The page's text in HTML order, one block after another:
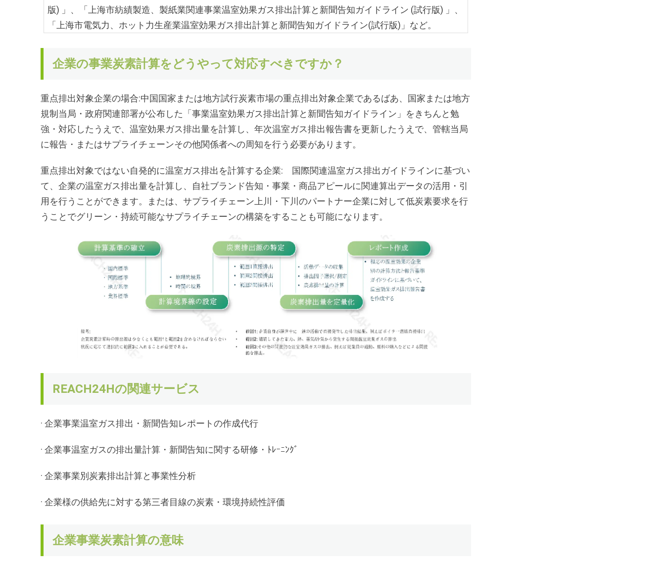
版) 」、「上海市紡績製造、製紙業関連事業温室効果ガス排出計算と新聞告知ガイドライン (試行版) 」、
「上海市電気力、ホット力生産業温室効果ガス排出計算と新聞告知ガイドライン(試行版)」など。
企業の事業炭素計算をどうやって対応すべきですか？
重点排出対象企業の場合:中国国家または地方試行炭素市場の重点排出対象企業であるばあ、国家または地方
規制当局・政府関連部署が公布した「事業温室効果ガス排出計算と新聞告知ガイドライン」をきちんと勉
強・対応したうえで、温室効果ガス排出量を計算し、年次温室ガス排出報告書を更新したうえで、管轄当局
に報告・またはサプライチェーンその他関係者への周知を行う必要があります。
重点排出対象ではない自発的に温室ガス排出を計算する企業: 国際関連温室ガス排出ガイドラインに基づい
て、企業の温室ガス排出量を計算し、自社ブランド告知・事業・商品アピールに関連算出データの活用・引
用を行うことができます。または、サプライチェーン上川・下川のパートナー企業に対して低炭素要求を行
うことでグリーン・持続可能なサプライチェーンの構築をすることも可能になります。
REACH24Hの関連サービス
· 企業事業温室ガス排出・新聞告知レポートの作成代行
· 企業事温室ガスの排出量計算・新聞告知に関する研修・ﾄﾚｰﾆﾝｸﾞ
· 企業事業別炭素排出計算と事業性分析
· 企業様の供給先に対する第三者目線の炭素・環境持続性評価
企業事業炭素計算の意味